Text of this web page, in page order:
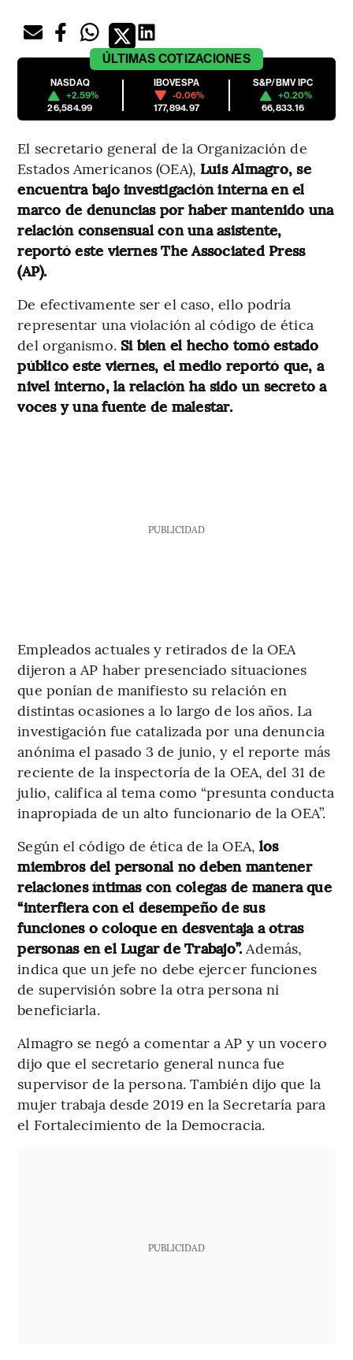
ÚLTIMAS COTIZACIONES
NASDAQ
+2.59%
26,584.99
IBOVESPA
-0.06%
177,894.97
S&P/BMV IPC
+0.20%
66,833.16
El secretario general de la Organización de
Estados Americanos (OEA), Luis Almagro, se
encuentra bajo investigación interna en el
marco de denuncias por haber mantenido una
relación consensual con una asistente,
reportó este viernes The Associated Press
(AP).
De efectivamente ser el caso, ello podría
representar una violación al código de ética
del organismo. Si bien el hecho tomó estado
público este viernes, el medio reportó que, a
nivel interno, la relación ha sido un secreto a
voces y una fuente de malestar.
PUBLICIDAD
Empleados actuales y retirados de la OEA
dijeron a AP haber presenciado situaciones
que ponían de manifiesto su relación en
distintas ocasiones a lo largo de los años. La
investigación fue catalizada por una denuncia
anónima el pasado 3 de junio, y el reporte más
reciente de la inspectoría de la OEA, del 31 de
julio, califica al tema como “presunta conducta
inapropiada de un alto funcionario de la OEA”.
Según el código de ética de la OEA, los
miembros del personal no deben mantener
relaciones íntimas con colegas de manera que
“interfiera con el desempeño de sus
funciones o coloque en desventaja a otras
personas en el Lugar de Trabajo”. Además,
indica que un jefe no debe ejercer funciones
de supervisión sobre la otra persona ni
beneficiarla.
Almagro se negó a comentar a AP y un vocero
dijo que el secretario general nunca fue
supervisor de la persona. También dijo que la
mujer trabaja desde 2019 en la Secretaría para
el Fortalecimiento de la Democracia.
PUBLICIDAD